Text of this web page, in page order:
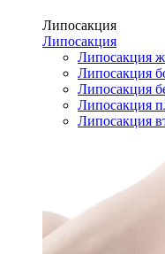
Липосакция
Липосакция
Липосакция
Липосакция
Липосакция
Липосакция
Липосакция